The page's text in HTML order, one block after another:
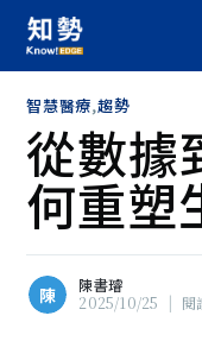
智慧醫療,趨勢
從數據
何重塑
陳
陳書璿
2025/10/25
| 閱